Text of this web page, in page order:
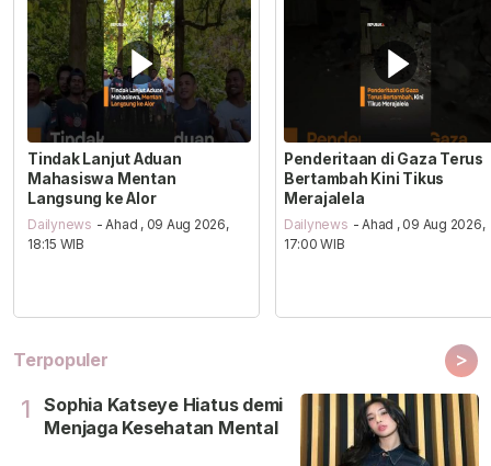
Tindak Lanjut Aduan
Mahasiswa Mentan
Langsung ke Alor
Dailynews - Ahad , 09 Aug 2026,
18:15 WIB
Penderitaan di Gaza Terus
Bertambah Kini Tikus
Merajalela
Dailynews - Ahad , 09 Aug 2026,
17:00 WIB
Terpopuler >
1
Sophia Katseye Hiatus demi
Menjaga Kesehatan Mental